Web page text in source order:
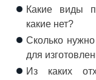
Какие виды
какие нет?
Сколько
для
Из каких